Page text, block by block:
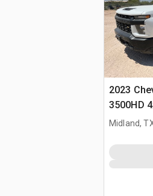
2023
3500HD
Pickup
Midland,